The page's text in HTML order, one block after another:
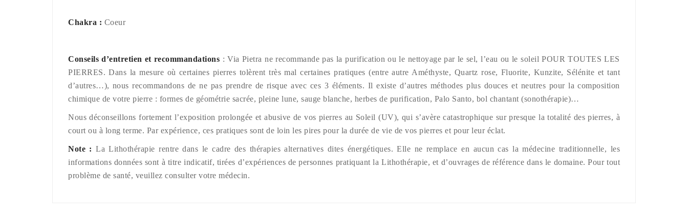
Chakra : Coeur
Conseils d’entretien et recommandations : Via Pietra ne recommande pas la purification ou le nettoyage par le sel, l’eau ou le soleil POUR TOUTES LES
PIERRES. Dans la mesure où certaines pierres tolèrent très mal certaines pratiques (entre autre Améthyste, Quartz rose, Fluorite, Kunzite, Sélénite et tant
d’autres…), nous recommandons de ne pas prendre de risque avec ces 3 éléments. Il existe d’autres méthodes plus douces et neutres pour la composition
chimique de votre pierre : formes de géométrie sacrée, pleine lune, sauge blanche, herbes de purification, Palo Santo, bol chantant (sonothérapie)…
Nous déconseillons fortement l’exposition prolongée et abusive de vos pierres au Soleil (UV), qui s’avère catastrophique sur presque la totalité des pierres, à
court ou à long terme. Par expérience, ces pratiques sont de loin les pires pour la durée de vie de vos pierres et pour leur éclat.
Note : La Lithothérapie rentre dans le cadre des thérapies alternatives dites énergétiques. Elle ne remplace en aucun cas la médecine traditionnelle, les
informations données sont à titre indicatif, tirées d’expériences de personnes pratiquant la Lithothérapie, et d’ouvrages de référence dans le domaine. Pour tout
problème de santé, veuillez consulter votre médecin.